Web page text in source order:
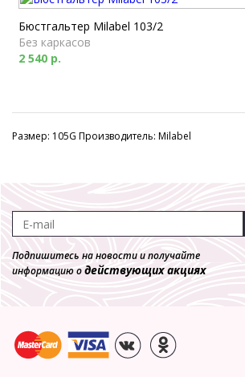
Бюстгальтер Milabel 103/2
Без каркасов
2 540 р.
Размер: 105G Производитель: Milabel
Подпишитесь на новости и получайте
информацию одействующих акциях